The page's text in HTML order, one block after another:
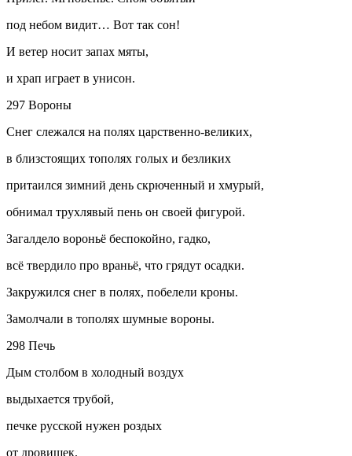
под небом видит… Вот так сон!
И ветер носит запах мяты,
и храп играет в унисон.
297 Вороны
Снег слежался на полях царственно-великих,
в близстоящих тополях голых и безликих
притаился зимний день скрюченный и хмурый,
обнимал трухлявый пень он своей фигурой.
Загалдело вороньё беспокойно, гадко,
всё твердило про враньё, что грядут осадки.
Закружился снег в полях, побелели кроны.
Замолчали в тополях шумные вороны.
298 Печь
Дым столбом в холодный воздух
выдыхается трубой,
печке русской нужен роздых
от дровишек.